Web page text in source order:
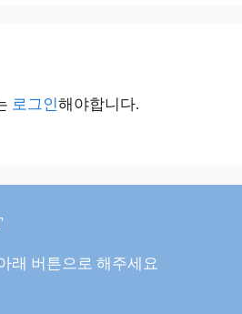
로그인해야합니다.
래 버튼으로 해주세요